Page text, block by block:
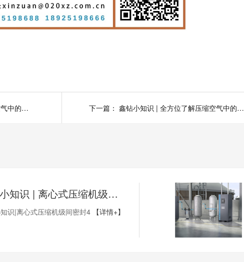
鑫钻小知识 | 全方位了解压缩空气中的露点（3） 下一篇： 鑫钻小知识 | 全方位了解压缩空气中的露点（1）
鑫钻小知识 | 离心式压缩机级间密封4
识|离心式压缩机级间密封4 【详情+】